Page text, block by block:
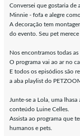
Conversei que gostaria de
Minnie - fofa e alegre
A decoração tem
do evento. Seu pet
Nos encontramos todas
O programa vai ao ar no
E todos os episódios são
a aba playlist do
Junte-se a Lola, uma
conteúdo Luine Celles.
Assista ao programa que
humanos e pets.